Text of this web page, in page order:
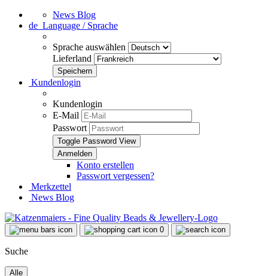
News Blog
de Language / Sprache
Sprache auswählen
Lieferland
Kundenlogin
Kundenlogin
E-Mail
Passwort
Toggle Password View
Konto erstellen
Passwort vergessen?
Merkzettel
News Blog
0
Suche
Alle